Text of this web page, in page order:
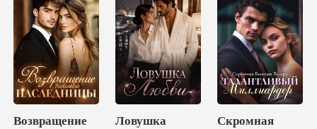
Возвращение
Ловушка
Скромная